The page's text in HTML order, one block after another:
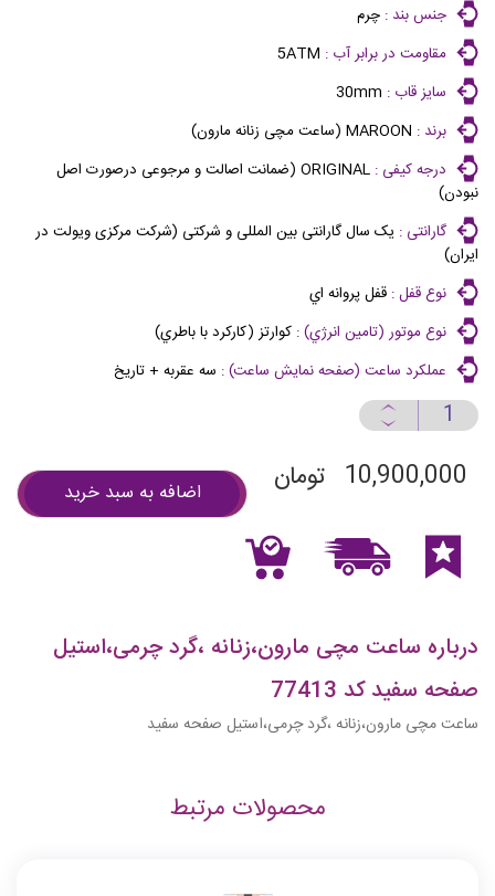
جنس بند : چرم
مقاومت در برابر آب : 5ATM
سایز قاب : 30mm
برند : MAROON (ساعت مچی زنانه مارون)
درجه کیفی :
ORIGINAL (ضمانت اصالت و مرجوعی درصورت اصل
نبودن)
گارانتی : یک سال گارانتی بین المللی و شرکتی (شرکت مرکزی ویولت در
ایران)
نوع قفل : قفل پروانه اي
نوع موتور (تامين انرژي) : كوارتز (كاركرد با باطري)
عملكرد ساعت (صفحه نمايش ساعت) : سه عقربه + تاريخ
10,900,000 تومان اضافه به سبد خرید
درباره ساعت مچی مارون،زنانه ،گرد چرمی،استیل
صفحه سفید کد 77413
ساعت مچی مارون،زنانه ،گرد چرمی،استیل صفحه سفید
محصولات مرتبط